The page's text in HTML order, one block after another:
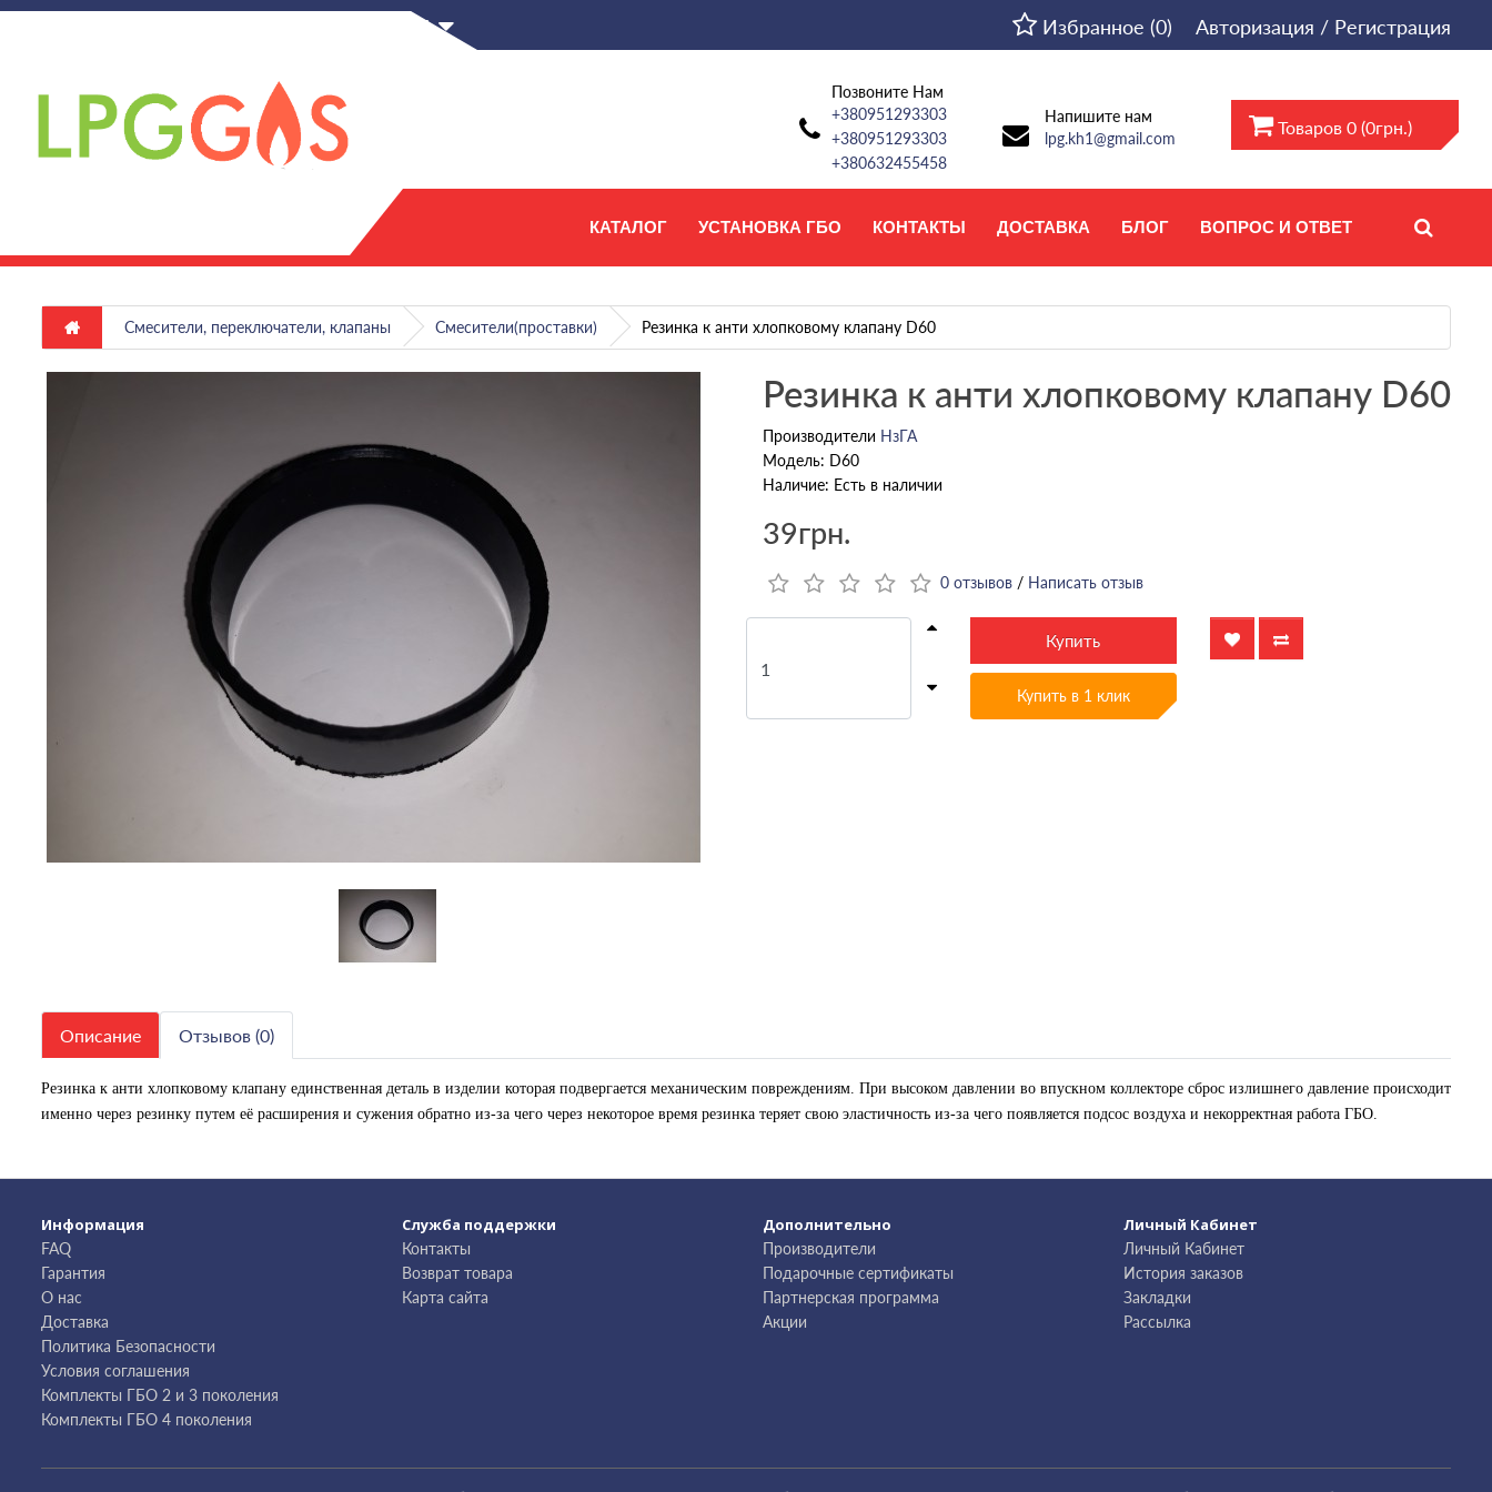
RU Избранное (0) Авторизация / Регистрация
Позвоните Нам
+380951293303
+380951293303
+380632455458
Напишите нам
lpg.kh1@gmail.com
Товаров 0 (0грн.)
КАТАЛОГ УСТАНОВКА ГБО КОНТАКТЫ ДОСТАВКА БЛОГ ВОПРОС И ОТВЕТ
Смесители, переключатели, клапаны Смесители(проставки) Резинка к анти хлопковому клапану D60
Резинка к анти хлопковому клапану D60
Производители НзГА
Модель: D60
Наличие: Есть в наличии
39грн.
0 отзывов / Написать отзыв
Купить
Купить в 1 клик
Описание Отзывов (0)
Резинка к анти хлопковому клапану единственная деталь в изделии которая подвергается механическим повреждениям. При высоком давлении во впускном коллекторе сброс излишнего давление происходит
именно через резинку путем её расширения и сужения обратно из-за чего через некоторое время резинка теряет свою эластичность из-за чего появляется подсос воздуха и некорректная работа ГБО.
Информация
FAQ
Гарантия
О нас
Доставка
Политика Безопасности
Условия соглашения
Комплекты ГБО 2 и 3 поколения
Комплекты ГБО 4 поколения
Служба поддержки
Контакты
Возврат товара
Карта сайта
Дополнительно
Производители
Подарочные сертификаты
Партнерская программа
Акции
Личный Кабинет
Личный Кабинет
История заказов
Закладки
Рассылка